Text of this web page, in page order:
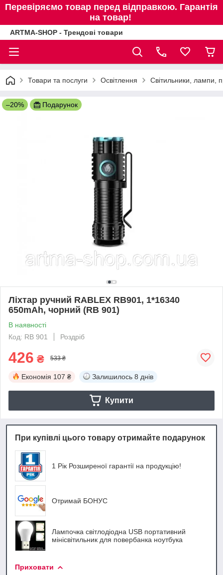
Перевіряємо товар перед відправкою. Гарантія
на товар!
ARTMA-SHOP - Трендові товари
Товари та послуги Освітлення Світильники, лампи,
–20% Подарунок
Ліхтар ручний RABLEX RB901, 1*16340
650mAh, чорний (RB 901)
В наявності
Код: RB 901
Роздріб
426 ₴ 533 ₴
Економія 107 ₴ Залишилось 8 днів
Купити
При купівлі цього товару отримайте подарунок
1 Рік Розширеної гарантії на продукцію!
Отримай БОНУС
Лампочка світлодіодна USB портативний
мінісвітильник для повербанка ноутбука
Приховати